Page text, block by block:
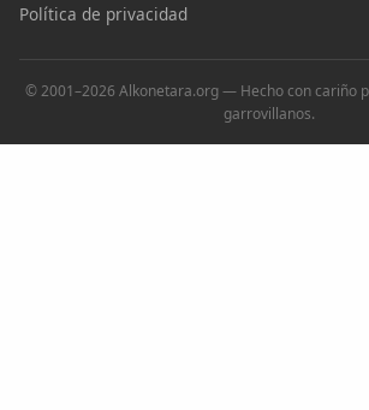
Política de privacidad
© 2001–2026 Alkonetara.org — Hecho con cariño
garrovillanos.